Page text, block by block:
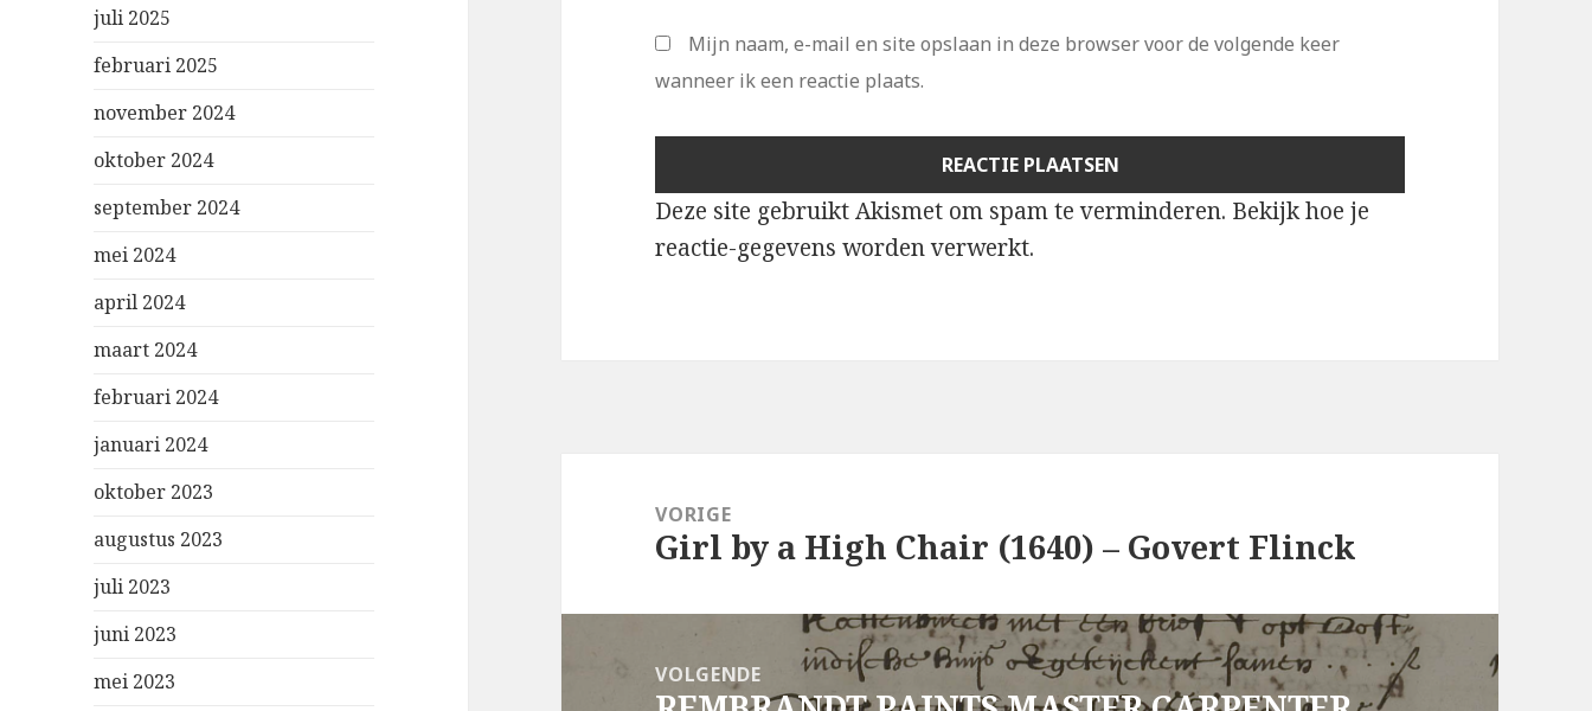
juli 2025
februari 2025
november 2024
oktober 2024
september 2024
mei 2024
april 2024
maart 2024
februari 2024
januari 2024
oktober 2023
augustus 2023
juli 2023
juni 2023
mei 2023
Mijn naam, e-mail en site opslaan in deze browser voor de volgende keer
wanneer ik een reactie plaats.
Deze site gebruikt Akismet om spam te verminderen. Bekijk hoe je
reactie-gegevens worden verwerkt.
navigatieVORIGE
Vorig
Girl by a High Chair (1640) – Govert Flinck
VOLGENDE